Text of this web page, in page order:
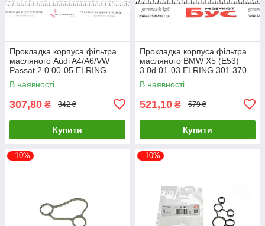
Прокладка корпуса фільтра
масляного Audi A4/A6/VW
Passat 2.0 00-05 ELRING
627.522 UA61
В наявності
307,80 ₴ 342 ₴
Купити
Прокладка корпуса фільтра
масляного BMW X5 (E53)
3.0d 01-03 ELRING 301.370
UA61
В наявності
521,10 ₴ 579 ₴
Купити
–10% –10%